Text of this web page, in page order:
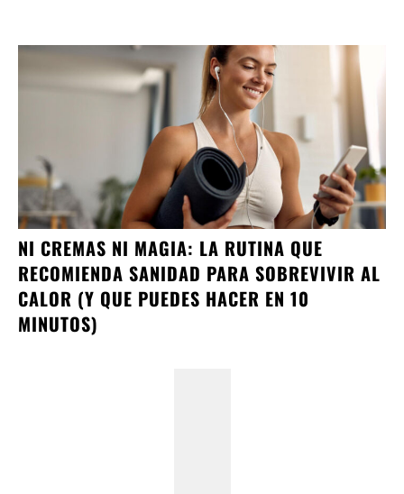
NI CREMAS NI MAGIA: LA RUTINA QUE
RECOMIENDA SANIDAD PARA SOBREVIVIR AL
CALOR (Y QUE PUEDES HACER EN 10
MINUTOS)